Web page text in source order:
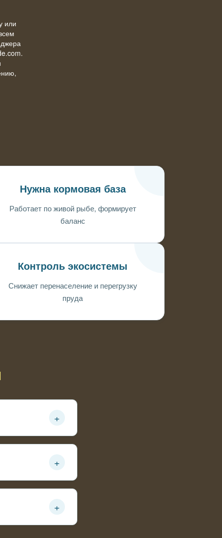
или
Нужна кормовая база
Работает по живой рыбе, формирует
баланс
Контроль экосистемы
Снижает перенаселение и перегрузку
пруда
+
+
+